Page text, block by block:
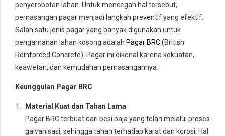
penyerobotan lahan. Untuk mencegah hal tersebut,
pemasangan pagar menjadi langkah preventif yang efektif.
Salah satu jenis pagar yang banyak digunakan untuk
pengamanan lahan kosong adalah Pagar BRC(British
Reinforced Concrete). Pagar ini dikenal karena kekuatan,
keawetan, dan kemudahan pemasangannya.
Keunggulan Pagar BRC
Material Kuat dan Tahan Lama
Pagar BRC terbuat dari besi baja yang telah melalui proses
galvanisasi, sehingga tahan terhadap karat dan korosi. Hal